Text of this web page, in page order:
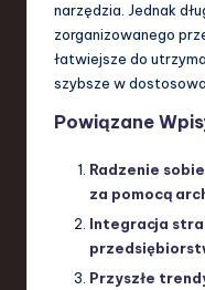
narzędzia. Jednak
zorganizowanego
łatwiejsze do
szybsze w
Powiązane
Radzenie
za pomocą
Integracja
Przyszłe